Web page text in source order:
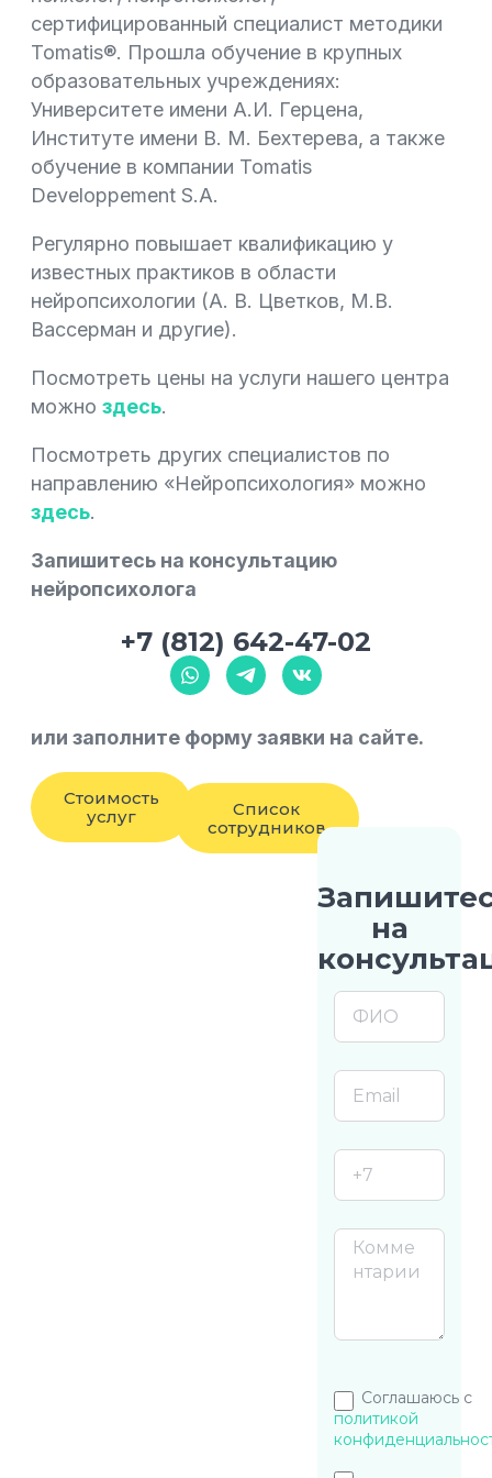
сертифицированный специалист методики
Tomatis®. Прошла обучение в крупных
образовательных учреждениях:
Университете имени А.И. Герцена,
Институте имени В. М. Бехтерева, а также
обучение в компании Tomatis
Developpement S.A.
Регулярно повышает квалификацию у
известных практиков в области
нейропсихологии (А. В. Цветков, М.В.
Вассерман и другие).
Посмотреть цены на услуги нашего центра
можно здесь.
Посмотреть других специалистов по
направлению «Нейропсихология» можно
здесь.
Запишитесь на консультацию
нейропсихолога
+7 (812) 642-47-02
или заполните форму заявки на сайте.
Стоимость
услуг
Список
сотрудников
на
Соглашаюсь с
политикой